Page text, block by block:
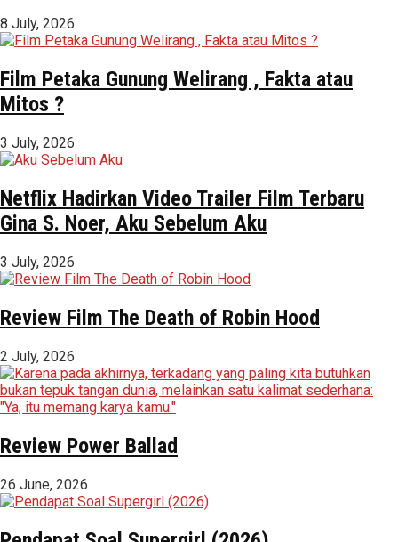
8 July, 2026
Film Petaka Gunung Welirang , Fakta atau
Mitos ?
3 July, 2026
Netflix Hadirkan Video Trailer Film Terbaru
Gina S. Noer, Aku Sebelum Aku
3 July, 2026
Review Film The Death of Robin Hood
2 July, 2026
Review Power Ballad
26 June, 2026